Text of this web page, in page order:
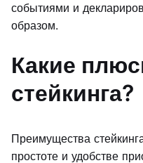
событиями и
образом.
Какие
стейкинга?
Преимущества
простоте и удобстве